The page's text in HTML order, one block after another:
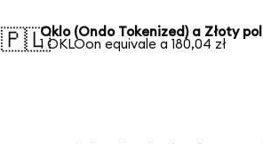
🇵🇱Oklo (Ondo Tokenized) a Złoty
1 OKLOon equivale a 180,04 zł